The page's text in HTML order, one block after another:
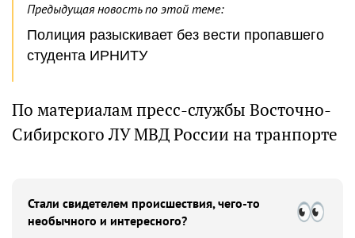
Предыдущая новость по этой теме:
Полиция разыскивает без вести пропавшего
студента ИРНИТУ
По материалам пресс-службы Восточно-
Сибирского ЛУ МВД России на транпорте
Стали свидетелем происшествия, чего-то
необычного и интересного?